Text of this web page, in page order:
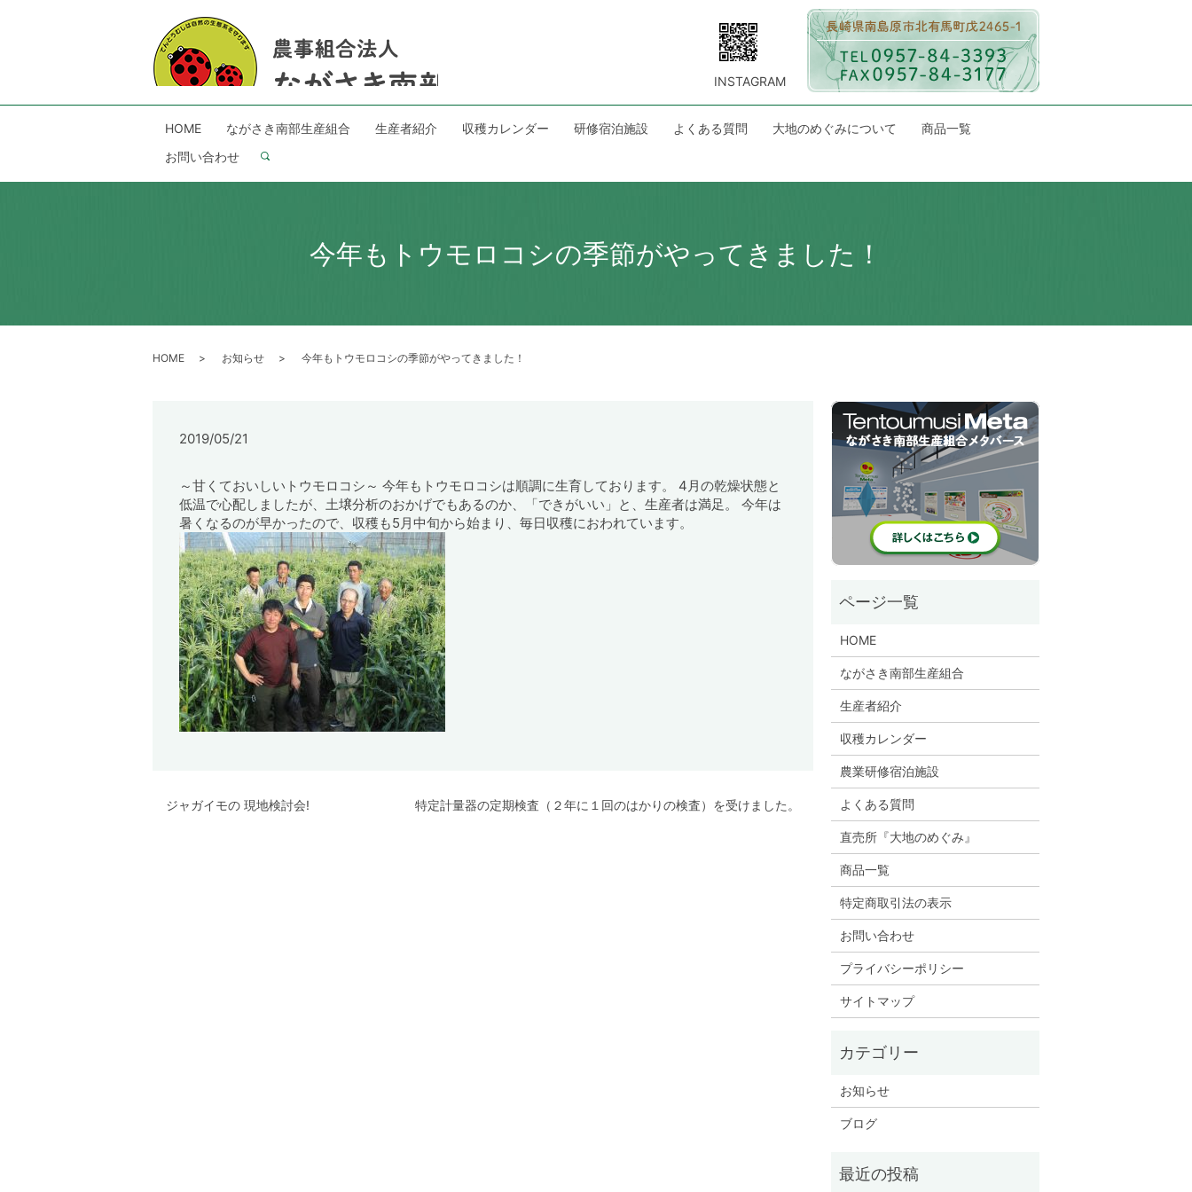
HOME ながさき南部生産組合 生産者紹介 収穫カレンダー 研修宿泊施設 よくある質問 大地のめぐみについて
商品一覧
お問い合わせ
search
INSTAGRAM
今年もトウモロコシの季節がやってきました！
HOME お知らせ 今年もトウモロコシの季節がやってきました！
2019/05/21
～甘くておいしいトウモロコシ～ 今年もトウモロコシは順調に生育しております。 4月の乾燥状態と
低温で心配しましたが、土壌分析のおかげでもあるのか、「できがいい」と、生産者は満足。 今年は
暑くなるのが早かったので、収穫も5月中旬から始まり、毎日収穫におわれています。
ジャガイモの 現地検討会! 特定計量器の定期検査（２年に１回のはかりの検査）を受けました。
HOME
ながさき南部生産組合
生産者紹介
収穫カレンダー
農業研修宿泊施設
よくある質問
直売所『大地のめぐみ』
商品一覧
特定商取引法の表示
お問い合わせ
プライバシーポリシー
サイトマップ
お知らせ
ブログ